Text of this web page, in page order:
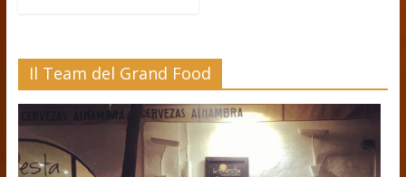
Il Team del Grand Food